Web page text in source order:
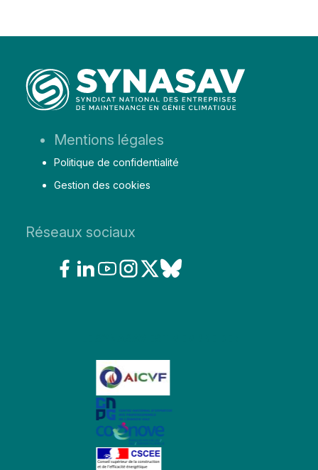
Mentions légales
Politique de confidentialité
Gestion des cookies
Réseaux sociaux